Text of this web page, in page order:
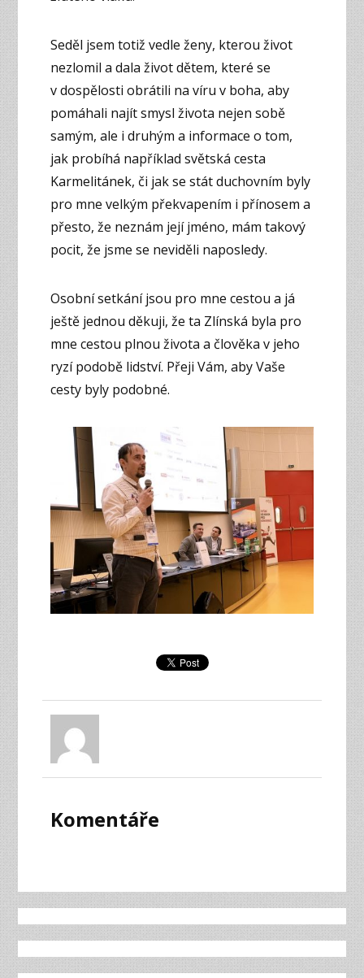
Seděl jsem totiž vedle ženy, kterou život
nezlomil a dala život dětem, které se
v dospělosti obrátili na víru v boha, aby
pomáhali najít smysl života nejen sobě
samým, ale i druhým a informace o tom,
jak probíhá například světská cesta
Karmelitánek, či jak se stát duchovním byly
pro mne velkým překvapením i přínosem a
přesto, že neznám její jméno, mám takový
pocit, že jsme se neviděli naposledy.
Osobní setkání jsou pro mne cestou a já
ještě jednou děkuji, že ta Zlínská byla pro
mne cestou plnou života a člověka v jeho
ryzí podobě lidství. Přeji Vám, aby Vaše
cesty byly podobné.
Komentáře